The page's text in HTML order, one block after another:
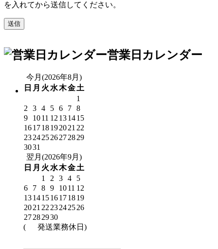
を入れてから送信してください。
営業日カレンダー
今月(2026年8月)
日 月 火 水木金土
1
2
3 4 5 6 7 8
9
1011 12 131415
161718192021 22
23242526272829
3031
翌月(2026年9月)
日 月 火 水木金土
1
2 3 4
5
6
7 8 9 1011 12
13141516171819
2021 22 23242526
27282930
(
発送業務休日)